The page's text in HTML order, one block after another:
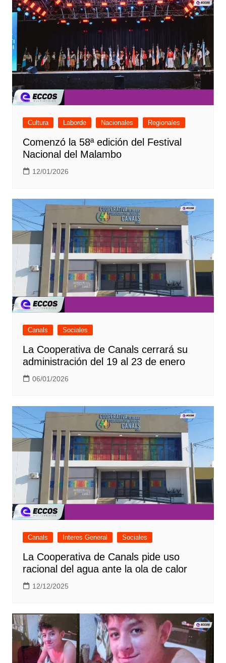
Cultura Laborde Nacionales Regionales
Comenzó la 58ª edición del Festival
Nacional del Malambo
12/01/2026
Canals Sociales
La Cooperativa de Canals cerrará su
administración del 19 al 23 de enero
06/01/2026
Canals Interes General Sociales
La Cooperativa de Canals pide uso
racional del agua ante la ola de calor
12/12/2025